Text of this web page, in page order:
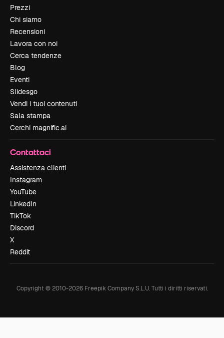
Prezzi
Chi siamo
Recensioni
Lavora con noi
Cerca tendenze
Blog
Eventi
Slidesgo
Vendi i tuoi contenuti
Sala stampa
Cerchi magnific.ai
Contattaci
Assistenza clienti
Instagram
YouTube
LinkedIn
TikTok
Discord
X
Reddit
Copyright © 2010-2026Freepik Company S.L.U. Tutti i diritti riservati.